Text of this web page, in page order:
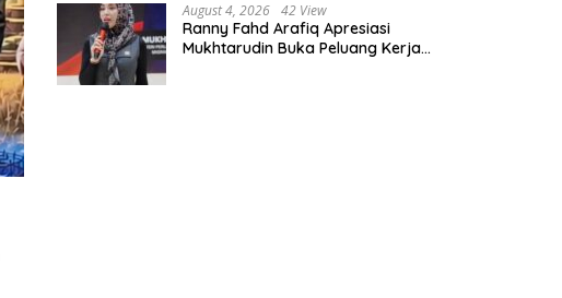
August 4, 2026 42 View
Ranny Fahd Arafiq Apresiasi
Mukhtarudin Buka Peluang Kerja